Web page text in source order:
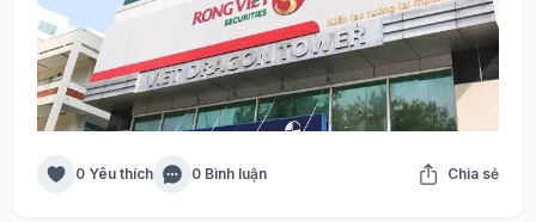
0 Yêu thích 0 Bình luận Chia sẻ